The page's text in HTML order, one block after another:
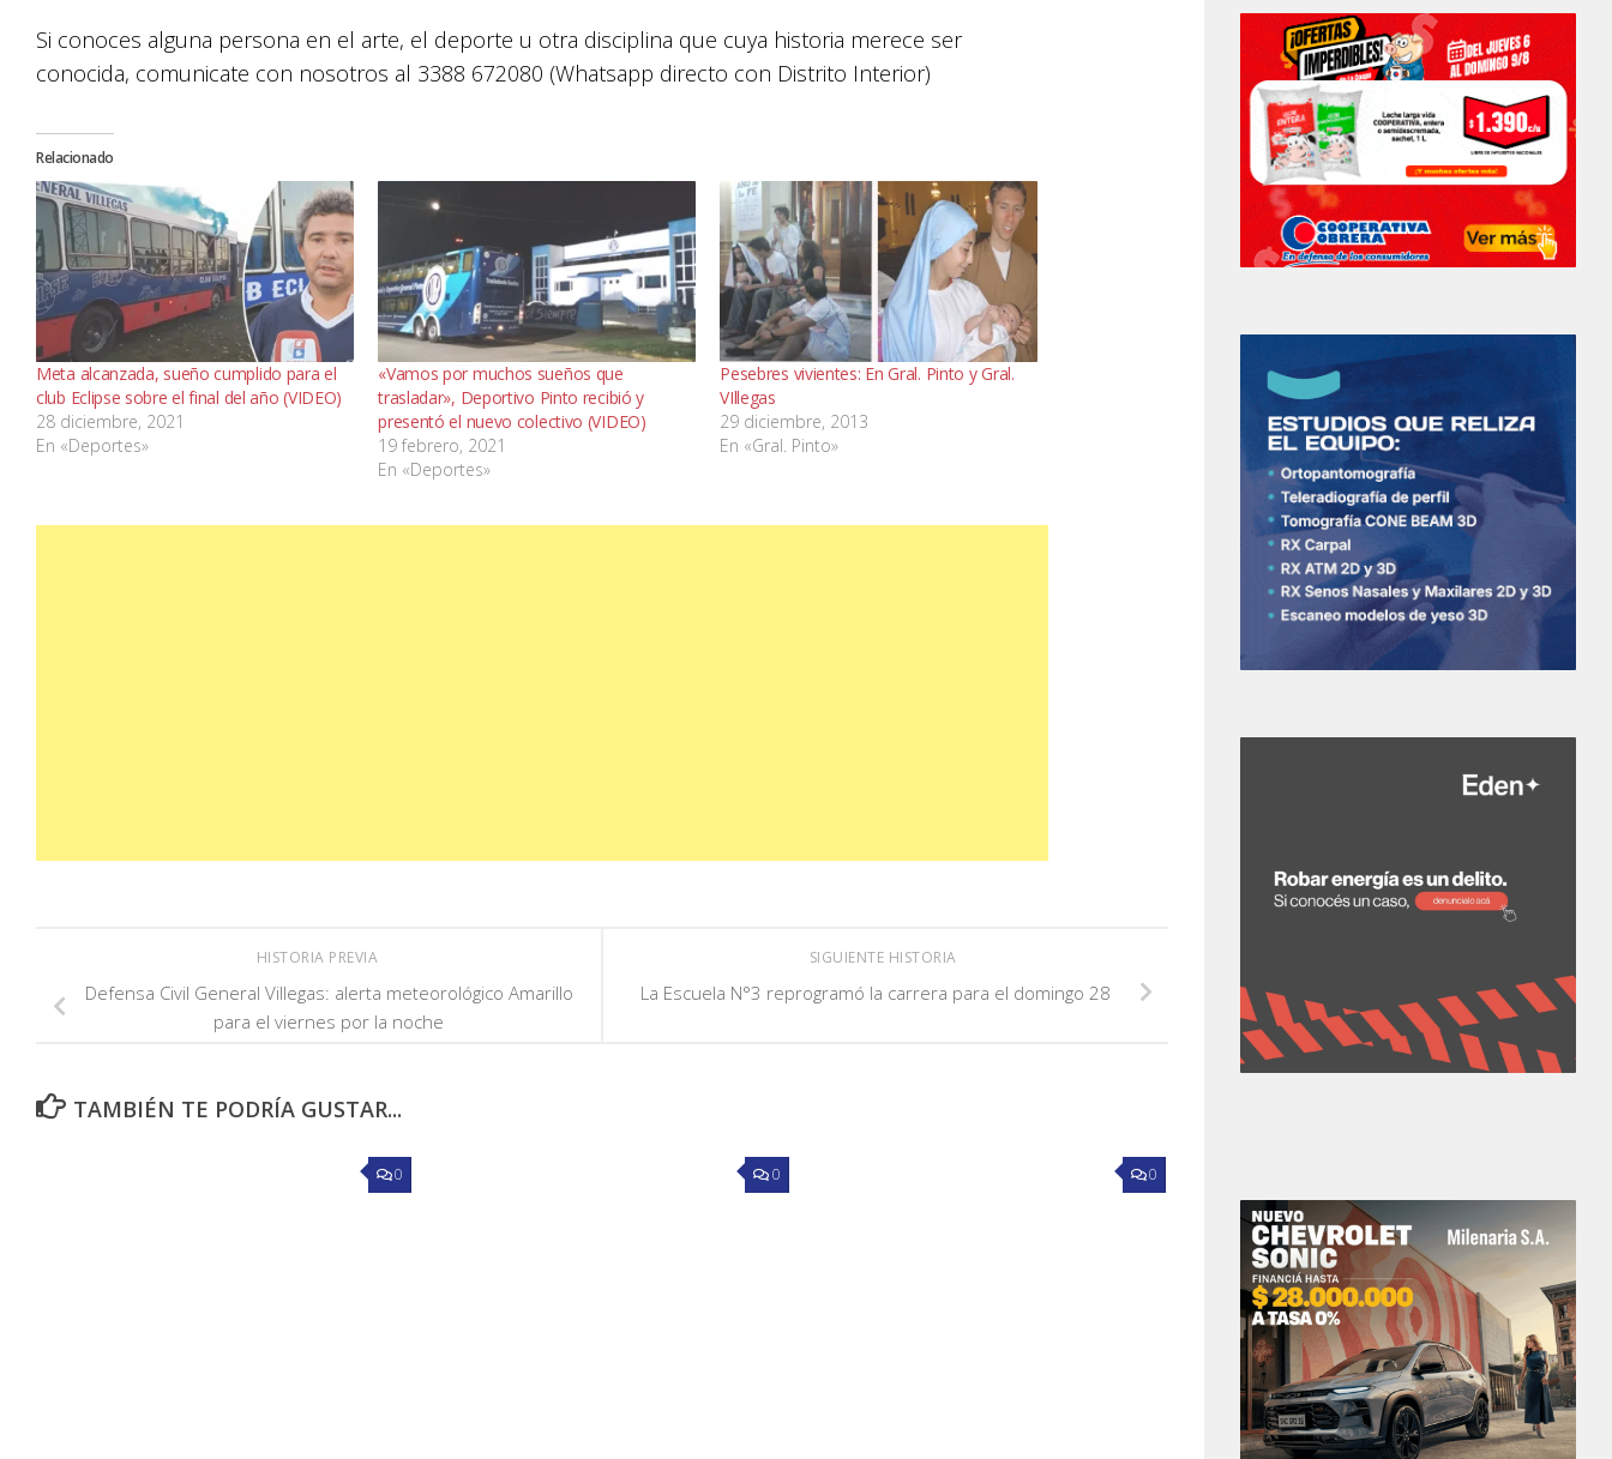
Si conoces alguna persona en el arte, el deporte u otra disciplina que cuya historia merece ser
conocida, comunicate con nosotros al 3388 672080 (Whatsapp directo con Distrito Interior)
Relacionado
Meta alcanzada, sueño cumplido para el
club Eclipse sobre el final del año (VIDEO)
28 diciembre, 2021
En «Deportes»
«Vamos por muchos sueños que
trasladar», Deportivo Pinto recibió y
presentó el nuevo colectivo (VIDEO)
19 febrero, 2021
En «Deportes»
Pesebres vivientes: En Gral. Pinto y Gral.
VIllegas
29 diciembre, 2013
En «Gral. Pinto»
SIGUIENTE HISTORIA
La Escuela N°3 reprogramó la carrera para el domingo 28
HISTORIA PREVIA
Defensa Civil General Villegas: alerta meteorológico Amarillo
para el viernes por la noche
TAMBIÉN TE PODRÍA GUSTAR...
0 0 0